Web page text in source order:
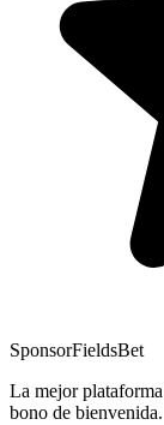
SponsorFieldsBet
La mejor
bono de bienvenida.